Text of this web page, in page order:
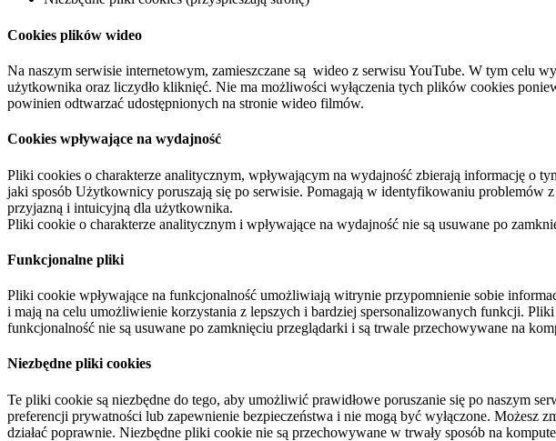
Cookies plików wideo
Na naszym serwisie internetowym, zamieszczane są wideo z serwisu YouTube. W tym celu
użytkownika oraz liczydło kliknięć. Nie ma możliwości wyłączenia tych plików cookies
powinien odtwarzać udostępnionych na stronie wideo filmów.
Cookies wpływające na wydajność
Pliki cookies o charakterze analitycznym, wpływającym na wydajność zbierają informację o
jaki sposób Użytkownicy poruszają się po serwisie. Pomagają w identyfikowaniu problemów
przyjazną i intuicyjną dla użytkownika.
Pliki cookie o charakterze analitycznym i wpływające na wydajność nie są usuwane po
Funkcjonalne pliki
Pliki cookie wpływające na funkcjonalność umożliwiają witrynie przypomnienie sobie
i mają na celu umożliwienie korzystania z lepszych i bardziej spersonalizowanych funkcji.
funkcjonalność nie są usuwane po zamknięciu przeglądarki i są trwale przechowywane na
Niezbędne pliki cookies
Te pliki cookie są niezbędne do tego, aby umożliwić prawidłowe poruszanie się po naszym
preferencji prywatności lub zapewnienie bezpieczeństwa i nie mogą być wyłączone.
działać poprawnie. Niezbędne pliki cookie nie są przechowywane w trwały sposób na